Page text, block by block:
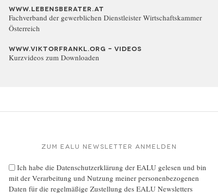
WWW.LEBENSBERATER.AT
Fachverband der gewerblichen Dienstleister Wirtschaftskammer
Österreich
WWW.VIKTORFRANKL.ORG - VIDEOS
Kurzvideos zum Downloaden
Zum EALU Newsletter anmelden
Ich habe die Datenschutzerklärung der EALU gelesen und bin
mit der Verarbeitung und Nutzung meiner personenbezogenen
Daten für die regelmäßige Zustellung des EALU Newsletters